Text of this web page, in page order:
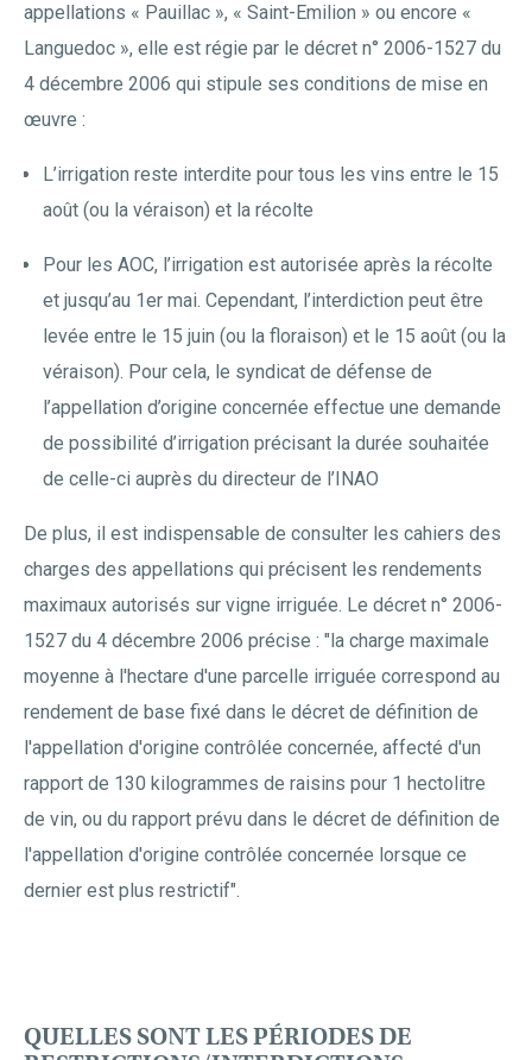
appellations « Pauillac », « Saint-Emilion » ou encore «
Languedoc », elle est régie par le décret n° 2006-1527 du
4 décembre 2006 qui stipule ses conditions de mise en
œuvre :
L’irrigation reste interdite pour tous les vins entre le 15
août (ou la véraison) et la récolte
Pour les AOC, l’irrigation est autorisée après la récolte
et jusqu’au 1er mai. Cependant, l’interdiction peut être
levée entre le 15 juin (ou la floraison) et le 15 août (ou la
véraison). Pour cela, le syndicat de défense de
l’appellation d’origine concernée effectue une demande
de possibilité d’irrigation précisant la durée souhaitée
de celle-ci auprès du directeur de l’INAO
De plus, il est indispensable de consulter les cahiers des
charges des appellations qui précisent les rendements
maximaux autorisés sur vigne irriguée. Le décret n° 2006-
1527 du 4 décembre 2006 précise : "la charge maximale
moyenne à l'hectare d'une parcelle irriguée correspond au
rendement de base fixé dans le décret de définition de
l'appellation d'origine contrôlée concernée, affecté d'un
rapport de 130 kilogrammes de raisins pour 1 hectolitre
de vin, ou du rapport prévu dans le décret de définition de
l'appellation d'origine contrôlée concernée lorsque ce
dernier est plus restrictif".
QUELLES SONT LES PÉRIODES DE